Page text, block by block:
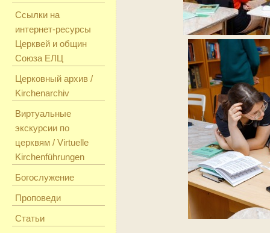
Ссылки на
интернет-ресурсы
Церквей и общин
Союза ЕЛЦ
Церковный архив /
Kirchenarchiv
Виртуальные
экскурсии по
церквям / Virtuelle
Kirchenführungen
Богослужение
Проповеди
Статьи